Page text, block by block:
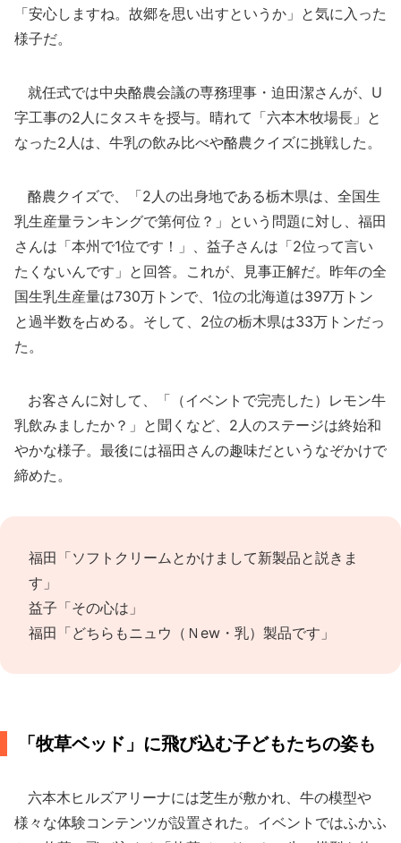
「安心しますね。故郷を思い出すというか」と気に入った
様子だ。
就任式では中央酪農会議の専務理事・迫田潔さんが、U
字工事の2人にタスキを授与。晴れて「六本木牧場長」と
なった2人は、牛乳の飲み比べや酪農クイズに挑戦した。
酪農クイズで、「2人の出身地である栃木県は、全国生
乳生産量ランキングで第何位？」という問題に対し、福田
さんは「本州で1位です！」、益子さんは「2位って言い
たくないんです」と回答。これが、見事正解だ。昨年の全
国生乳生産量は730万トンで、1位の北海道は397万トン
と過半数を占める。そして、2位の栃木県は33万トンだっ
た。
お客さんに対して、「（イベントで完売した）レモン牛
乳飲みましたか？」と聞くなど、2人のステージは終始和
やかな様子。最後には福田さんの趣味だというなぞかけで
締めた。
福田「ソフトクリームとかけまして新製品と説きま
す」
益子「その心は」
福田「どちらもニュウ（Ｎew・乳）製品です」
「牧草ベッド」に飛び込む子どもたちの姿も
六本木ヒルズアリーナには芝生が敷かれ、牛の模型や
様々な体験コンテンツが設置された。イベントではふかふ